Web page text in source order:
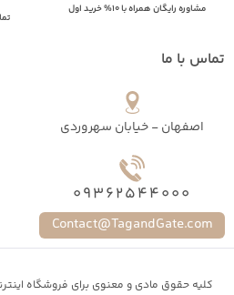
مشاوره رایگان همراه با 10% خرید اول
تماس با ما
اصفهان - خیابان سهروردی
09362544000
Contact@TagandGate.com
کلیه حقوق مادی و معنوی برای فروشگاه